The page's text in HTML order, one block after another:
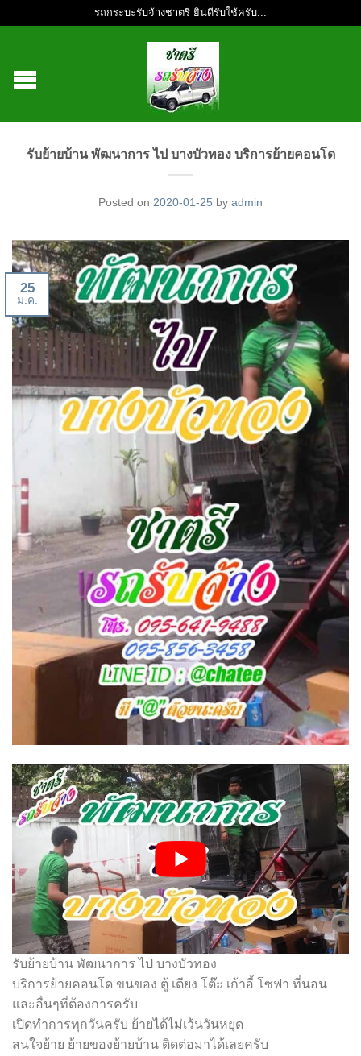
รถกระบะรับจ้างชาตรี ยินดีรับใช้ครับ...
รับย้ายบ้าน พัฒนาการ ไป บางบัวทอง บริการย้ายคอนโด
Posted on 2020-01-25 by admin
25
ม.ค.
รับย้ายบ้าน พัฒนาการ ไป บางบัวทอง
บริการย้ายคอนโด ขนของ ตู้ เตียง โต๊ะ เก้าอี้ โซฟา ที่นอน
และอื่นๆที่ต้องการครับ
เปิดทำการทุกวันครับ ย้ายได้ไม่เว้นวันหยุด
สนใจย้าย ย้ายของย้ายบ้าน ติดต่อมาได้เลยครับ